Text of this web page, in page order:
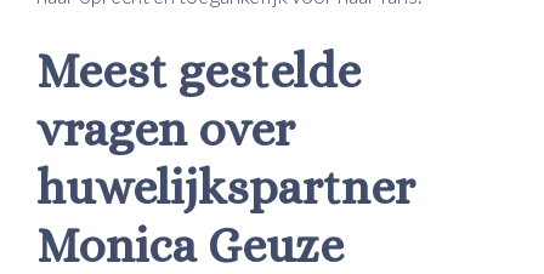
Meest gestelde
vragen over
huwelijkspartner
Monica Geuze